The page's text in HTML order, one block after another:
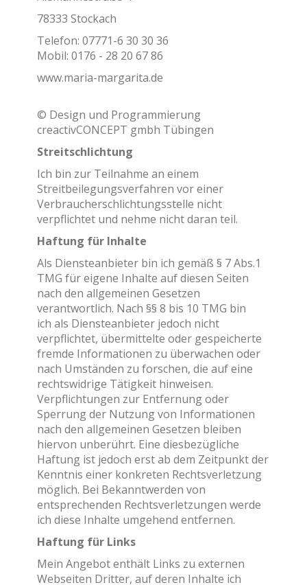
78333 Stockach
Telefon: 07771-6 30 30 36
Mobil: 0176 - 28 20 67 86
www.maria-margarita.de
© Design und Programmierung
creactivCONCEPT gmbh Tübingen
Streitschlichtung
Ich bin zur Teilnahme an einem
Streitbeilegungsverfahren vor einer
Verbraucherschlichtungsstelle nicht
verpflichtet und nehme nicht daran teil.
Haftung für Inhalte
Als Diensteanbieter bin ich gemäß § 7 Abs.1
TMG für eigene Inhalte auf diesen Seiten
nach den allgemeinen Gesetzen
verantwortlich. Nach §§ 8 bis 10 TMG bin
ich als Diensteanbieter jedoch nicht
verpflichtet, übermittelte oder gespeicherte
fremde Informationen zu überwachen oder
nach Umständen zu forschen, die auf eine
rechtswidrige Tätigkeit hinweisen.
Verpflichtungen zur Entfernung oder
Sperrung der Nutzung von Informationen
nach den allgemeinen Gesetzen bleiben
hiervon unberührt. Eine diesbezügliche
Haftung ist jedoch erst ab dem Zeitpunkt der
Kenntnis einer konkreten Rechtsverletzung
möglich. Bei Bekanntwerden von
entsprechenden Rechtsverletzungen werde
ich diese Inhalte umgehend entfernen.
Haftung für Links
Mein Angebot enthält Links zu externen
Webseiten Dritter, auf deren Inhalte ich